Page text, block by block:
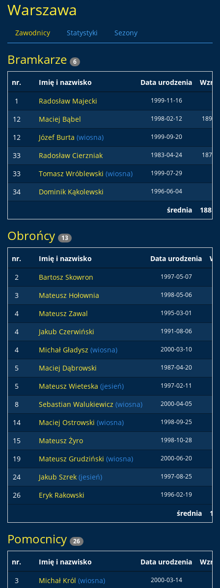
Warszawa
Zawodnicy Statystyki Sezony
Bramkarze 6
nr. Imię i nazwisko Data urodzenia
1
Radosław Majecki 1999-11-16
12 Maciej Bąbel 1998-02-12 189
12 Józef Burta (wiosna) 1999-09-20
33 Radosław Cierzniak 1983-04-24 187
33 Tomasz Wróblewski (wiosna) 1999-07-29
34 Dominik Kąkolewski 1996-06-04
średnia 188
Obrońcy 13
nr. Imię i nazwisko Data urodzenia
2
Bartosz Skowron 1997-05-07
3 Mateusz Hołownia 1998-05-06
4 Mateusz Zawal 1995-03-01
4 Jakub Czerwiński 1991-08-06
4 Michał Gładysz (wiosna) 2000-03-10
5 Maciej Dąbrowski 1987-04-20
5 Mateusz Wieteska (jesień) 1997-02-11
8 Sebastian Walukiewicz (wiosna) 2000-04-05
14 Maciej Ostrowski (wiosna) 1998-09-25
15 Mateusz Żyro 1998-10-28
19 Mateusz Grudziński (wiosna) 2000-06-20
24 Jakub Szrek (jesień) 1997-08-25
26 Eryk Rakowski 1996-02-19
średnia
Pomocnicy 26
nr. Imię i nazwisko Data urodzenia
3
Michał Król (wiosna) 2000-03-14